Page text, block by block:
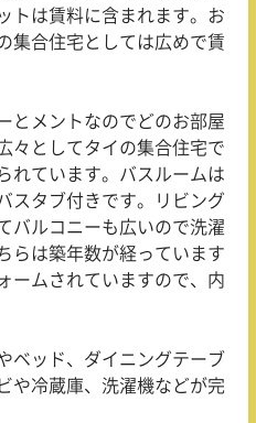
トは賃料に含まれます。お
集合住宅としては広めで賃
とメントなのでどのお部屋
々としてタイの集合住宅で
れています。バスルームは
スタブ付きです。リビング
バルコニーも広いので洗濯
らは築年数が経っています
ームされていますので、内
ベッド、ダイニングテーブ
や冷蔵庫、洗濯機などが完